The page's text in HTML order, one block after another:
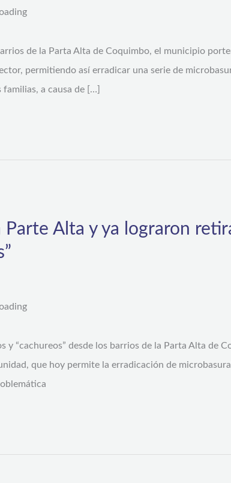
de la Parta Alta de Coquimbo, el municipio
permitiendo así erradicar una serie de
a causa de […]
Alta y ya lograron
“cachureos” desde los barrios de la Parta Alta de
que hoy permite la erradicación de